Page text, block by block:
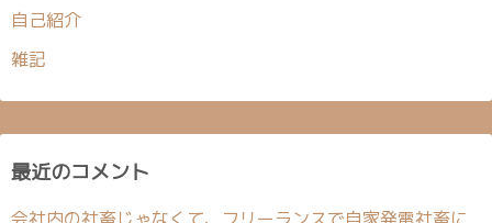
自己紹介
雑記
最近のコメント